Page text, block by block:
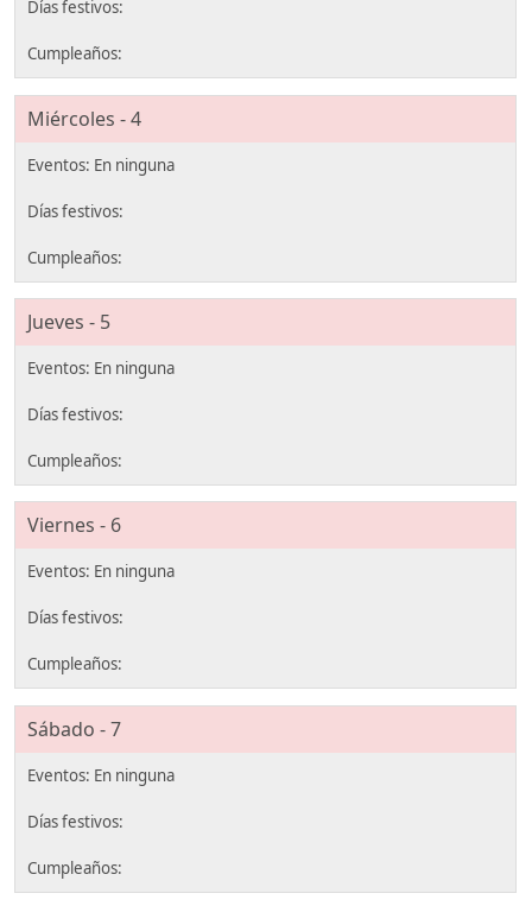
Miércoles - 4
Jueves - 5
Viernes - 6
Sábado - 7